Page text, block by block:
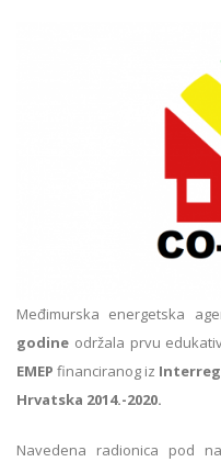
Međimurska energetska
godine održala prvu
EMEP financiranog iz Interreg
Hrvatska 2014.-2020.
Navedena radionica pod